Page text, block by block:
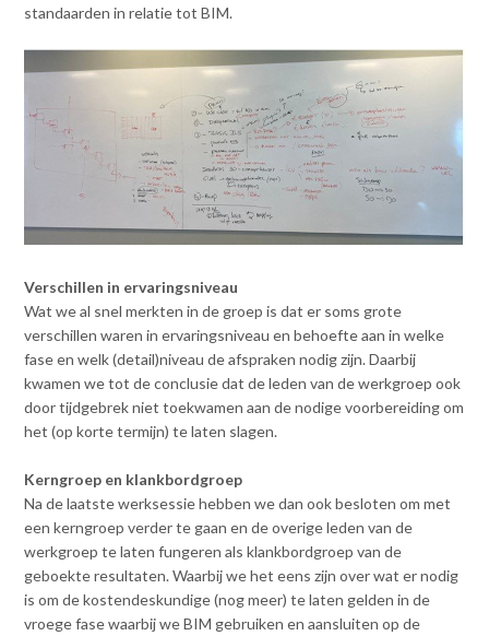
standaarden in relatie tot BIM.
Verschillen in ervaringsniveau
Wat we al snel merkten in de groep is dat er soms grote
verschillen waren in ervaringsniveau en behoefte aan in welke
fase en welk (detail)niveau de afspraken nodig zijn. Daarbij
kwamen we tot de conclusie dat de leden van de werkgroep ook
door tijdgebrek niet toekwamen aan de nodige voorbereiding om
het (op korte termijn) te laten slagen.
Kerngroep en klankbordgroep
Na de laatste werksessie hebben we dan ook besloten om met
een kerngroep verder te gaan en de overige leden van de
werkgroep te laten fungeren als klankbordgroep van de
geboekte resultaten. Waarbij we het eens zijn over wat er nodig
is om de kostendeskundige (nog meer) te laten gelden in de
vroege fase waarbij we BIM gebruiken en aansluiten op de
Zoek
Inloggen